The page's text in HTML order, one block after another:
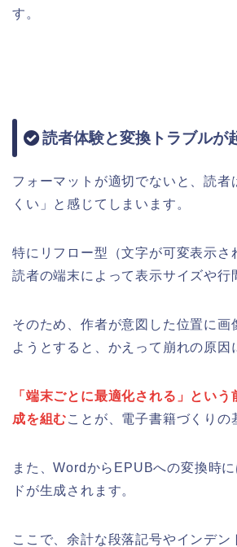
す。
読者体験と変換トラブルが
フォーマットが適切でないと、読者
くい」と感じてしまいます。
特にリフロー型（文字が可変表示さ
読者の端末によって表示サイズや行
そのため、作者が意図した位置に画
ようとすると、かえって崩れの原因
「端末ごとに最適化される」とい
成を組むことが、電子書籍づくりの
また、WordからEPUBへの変換時
ドが生成されます。
ここで、余計な段落記号やインデン